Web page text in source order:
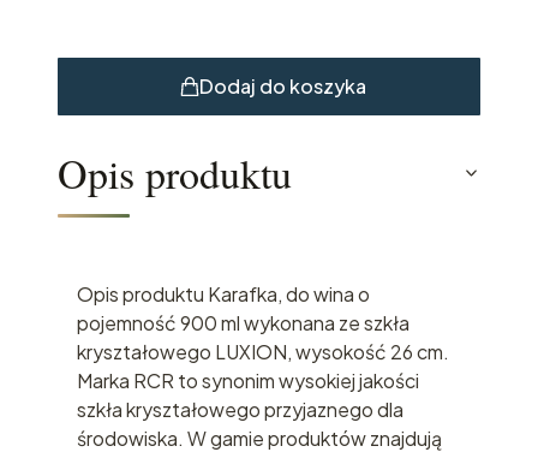
Dodaj do koszyka
Opis produktu
Opis produktu Karafka, do wina o
pojemność 900 ml wykonana ze szkła
kryształowego LUXION, wysokość 26 cm.
Marka RCR to synonim wysokiej jakości
szkła kryształowego przyjaznego dla
środowiska. W gamie produktów znajdują